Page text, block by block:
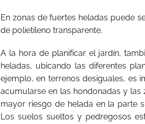
En zonas de fuertes heladas puede
de polietileno transparente.
A la hora de planificar el jardín,
heladas, ubicando las diferentes
ejemplo, en terrenos desiguales, es
acumularse en las hondonadas y las
mayor riesgo de helada en la parte
Los suelos sueltos y pedregosos